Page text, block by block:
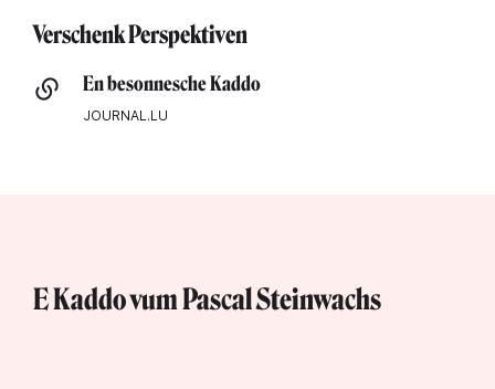
Verschenk Perspektiven
En besonnesche Kaddo
JOURNAL.LU
E Kaddo vum Pascal Steinwachs